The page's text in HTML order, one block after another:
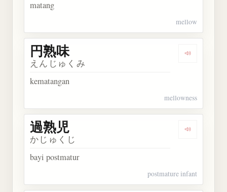
matang
mellow
Dengarkan
円熟味
えんじゅくみ
kematangan
mellowness
Dengarkan
過熟児
かじゅくじ
bayi postmatur
postmature infant